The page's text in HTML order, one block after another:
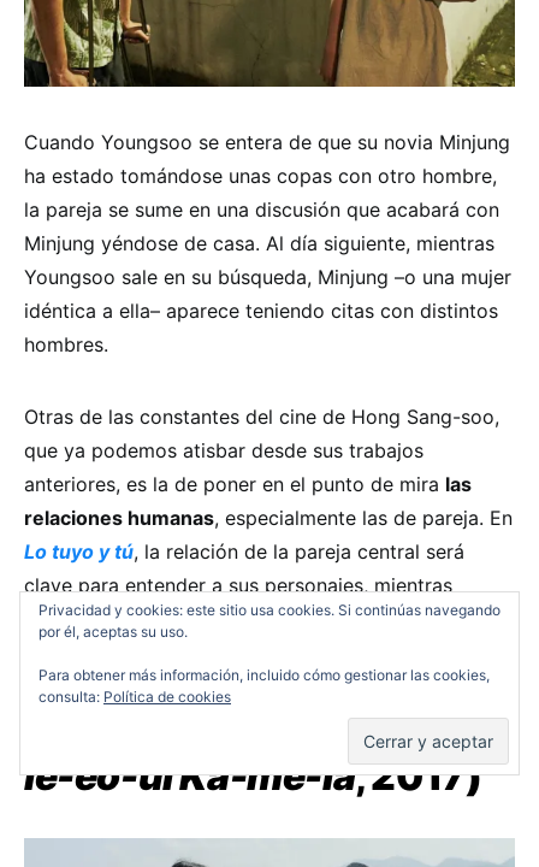
Cuando Youngsoo se entera de que su novia Minjung
ha estado tomándose unas copas con otro hombre,
la pareja se sume en una discusión que acabará con
Minjung yéndose de casa. Al día siguiente, mientras
Youngsoo sale en su búsqueda, Minjung –o una mujer
idéntica a ella– aparece teniendo citas con distintos
hombres.
Otras de las constantes del cine de Hong Sang-soo,
que ya podemos atisbar desde sus trabajos
anteriores, es la de poner en el punto de mira las
relaciones humanas, especialmente las de pareja. En
Lo tuyo y tú, la relación de la pareja central será
clave para entender a sus personajes, mientras
encontramos de nuevo esa cierta confusión que el
La cámara de Claire(Keul-
le-eo-ui Ka-me-la, 2017)
Privacidad y cookies: este sitio usa cookies. Si continúas navegando
por él, aceptas su uso.
Para obtener más información, incluido cómo gestionar las cookies,
consulta: Política de cookies